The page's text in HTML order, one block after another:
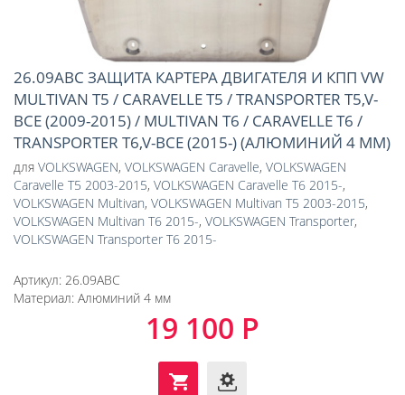
26.09ABC ЗАЩИТА КАРТЕРА ДВИГАТЕЛЯ И КПП VW
MULTIVAN T5 / CARAVELLE T5 / TRANSPORTER T5,V-
ВСЕ (2009-2015) / MULTIVAN T6 / CARAVELLE T6 /
TRANSPORTER T6,V-ВСЕ (2015-) (АЛЮМИНИЙ 4 ММ)
для VOLKSWAGEN, VOLKSWAGEN Caravelle, VOLKSWAGEN
Caravelle T5 2003-2015, VOLKSWAGEN Caravelle Т6 2015-,
VOLKSWAGEN Multivan, VOLKSWAGEN Multivan T5 2003-2015,
VOLKSWAGEN Multivan Т6 2015-, VOLKSWAGEN Transporter,
VOLKSWAGEN Transporter Т6 2015-
Артикул: 26.09ABC
Материал: Алюминий 4 мм
19 100 Р